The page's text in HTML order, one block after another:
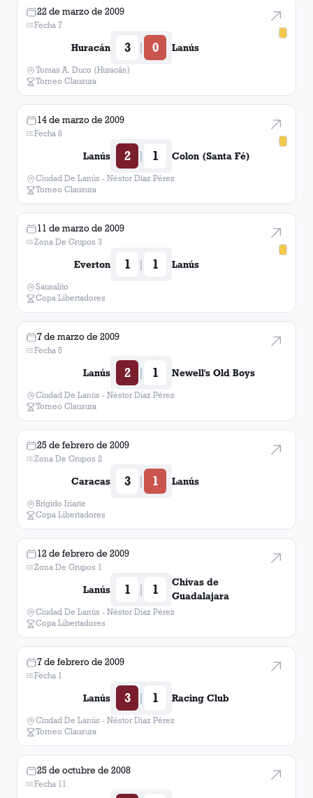
22 de marzo de 2009
Fecha 7
Huracán 3 | 0 Lanús
Tomas A. Duco (Huracán)
Torneo Clausura
14 de marzo de 2009
Fecha 6
Lanús 2 | 1 Colon (Santa Fé)
Ciudad De Lanús - Néstor Diaz Pérez
Torneo Clausura
11 de marzo de 2009
Zona De Grupos 3
Everton 1 | 1 Lanús
Sausalito
Copa Libertadores
7 de marzo de 2009
Fecha 5
Lanús 2 | 1 Newell's Old Boys
Ciudad De Lanús - Néstor Diaz Pérez
Torneo Clausura
25 de febrero de 2009
Zona De Grupos 2
Caracas 3 | 1 Lanús
Brígido Iriarte
Copa Libertadores
12 de febrero de 2009
Zona De Grupos 1
Lanús 1 | 1
Chivas de
Guadalajara
Ciudad De Lanús - Néstor Diaz Pérez
Copa Libertadores
7 de febrero de 2009
Fecha 1
Lanús 3 | 1 Racing Club
Ciudad De Lanús - Néstor Diaz Pérez
Torneo Clausura
25 de octubre de 2008
Fecha 11